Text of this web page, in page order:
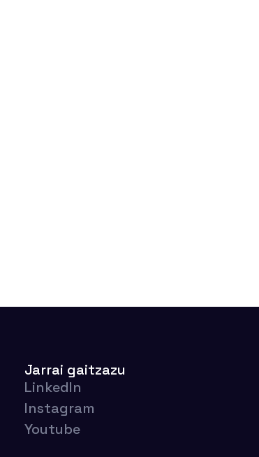
Jarrai gaitzazu
LinkedIn
Instagram
Youtube